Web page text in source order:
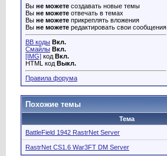
Вы не можете создавать новые темы
Вы не можете отвечать в темах
Вы не можете прикреплять вложения
Вы не можете редактировать свои сообщения
BB коды Вкл.
Смайлы Вкл.
[IMG] код Вкл.
HTML код Выкл.
Правила форума
Похожие темы
Тема
BattleField 1942 RastrNet Server
RastrNet CS1.6 War3FT DM Server